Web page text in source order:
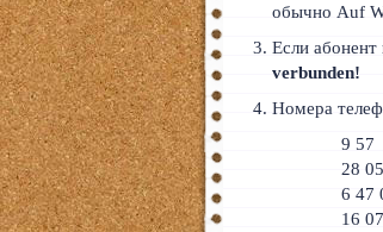
обычно Auf
Если
verbunden!
Номера
9 57
28 05
6 47
16